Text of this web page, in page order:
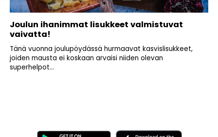
Joulun ihanimmat lisukkeet valmistuvat
vaivatta!
Tänä vuonna joulupöydässä hurmaavat kasvislisukkeet,
joiden mausta ei koskaan arvaisi niiden olevan
superhelpot...